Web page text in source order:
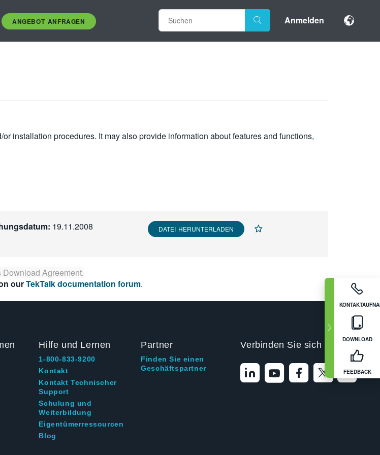
ANGEBOT ANFRAGEN Anmelden
DOWNLOAD
FEEDBACK
installation procedures. It may also provide information about features and functions,
19.11.2008 DATEI HERUNTERLADEN
Download Agreement.
ourTekTalk documentation forum.
Hilfe und Lernen
1-800-833-9200
Kontakt
Kontakt Technischer
Support
Schulung und
Weiterbildung
Eigentümerressourcen
Blog
Partner
Finden Sie einen
Geschäftspartner
Verbinden Sie sich mit uns